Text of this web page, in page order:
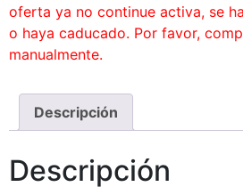
oferta ya no continue activa, se
o haya caducado. Por favor,
manualmente.
Descripción
Descripción